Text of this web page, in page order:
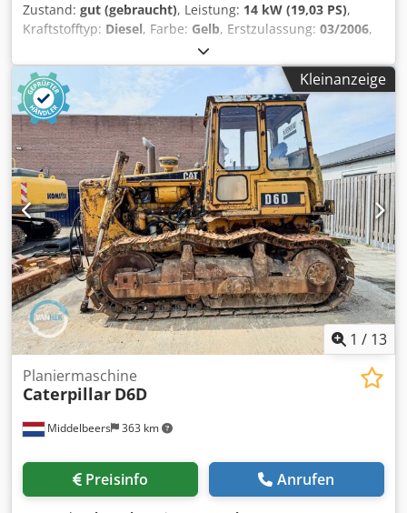
Zustand: gut (gebraucht), Leistung: 14 kW (19,03 PS),
Kraftstofftyp: Diesel, Farbe: Gelb, Erstzulassung: 03/2006,
, Betriebsstunden:
Antrieb: Raupe Zylinderzahl: 3 Leergewicht: 1.720 kg
Technischer Zustand: gut Optischer Zustand: gut Preis: Auf
Anfrage Seriennummer: JBB00645 Wenden Sie sich an
Ernst van Hek, um weitere Informationen zu erhalten.
Dsdpfjw Hpqrex Aa Eskr
Kleinanzeige
1 / 13
Middelbeers 363 km
Planiermaschine
Caterpillar D6D
Preisinfo Anrufen